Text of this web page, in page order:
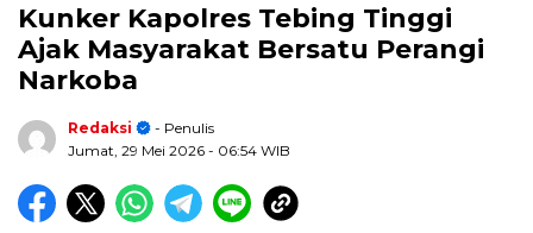
Kunker Kapolres Tebing Tinggi
Ajak Masyarakat Bersatu Perangi
Narkoba
Redaksi
- Penulis
Jumat, 29 Mei 2026 - 06:54 WIB